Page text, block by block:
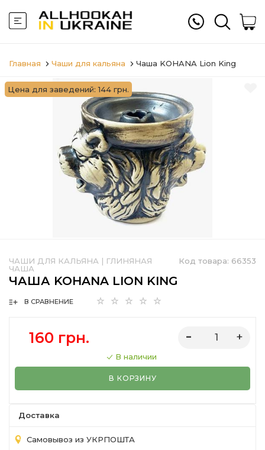
Главная Чаши для кальяна Чаша KOHANA Lion King
Цена для заведений: 144 грн.
Код товара: 66353
ЧАШИ ДЛЯ КАЛЬЯНА | ГЛИНЯНАЯ
ЧАША
ЧАША KOHANA LION KING
В СРАВНЕНИЕ
160 грн.
В наличии
В КОРЗИНУ
Доставка
Самовывоз из УКРПОШТА